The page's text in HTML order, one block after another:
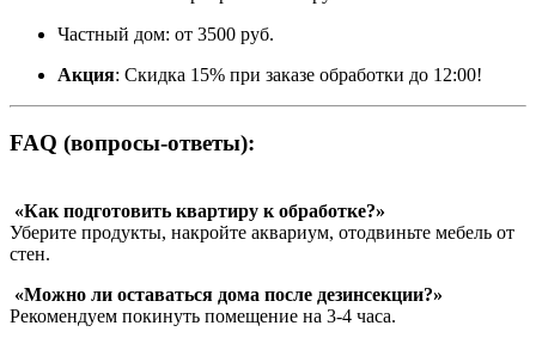
Частный дом: от 3500 руб.
Акция: Скидка 15% при заказе обработки до 12:00!
FAQ (вопросы-ответы):
«Как подготовить квартиру к обработке?»
Уберите продукты, накройте аквариум, отодвиньте мебель от
стен.
«Можно ли оставаться дома после дезинсекции?»
Рекомендуем покинуть помещение на 3-4 часа.